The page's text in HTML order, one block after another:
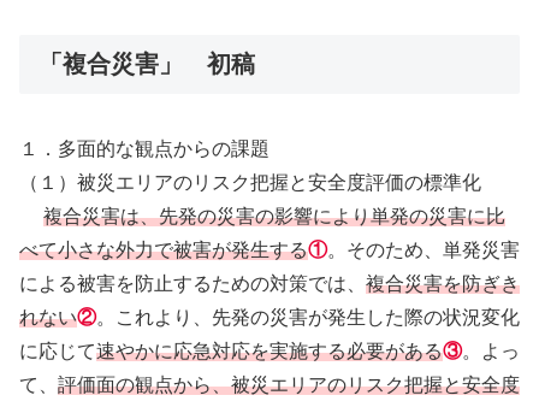
「複合災害」 初稿
１．多面的な観点からの課題
（１）被災エリアのリスク把握と安全度評価の標準化
複合災害は、先発の災害の影響により単発の災害に比
べて小さな外力で被害が発生する①。そのため、単発災害
による被害を防止するための対策では、 複合災害を防ぎき
れない②。これより、先発の災害が発生した際の状況変化
に応じて速やかに応急対応を実施する必要がある③。よっ
て、 評価面の観点から、被災エリアのリスク把握と安全度